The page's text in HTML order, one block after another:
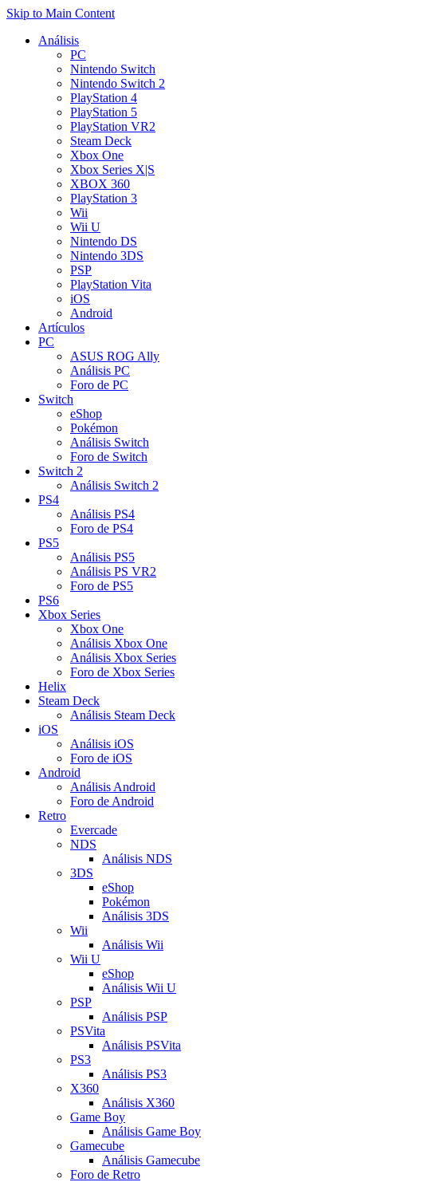
Skip to Main Content
Análisis
PC
Nintendo Switch
Nintendo Switch 2
PlayStation 4
PlayStation 5
PlayStation VR2
Steam Deck
Xbox One
Xbox Series X|S
XBOX 360
PlayStation 3
Wii
Wii U
Nintendo DS
Nintendo 3DS
PSP
PlayStation Vita
iOS
Android
Artículos
PC
ASUS ROG Ally
Análisis PC
Foro de PC
Switch
eShop
Pokémon
Análisis Switch
Foro de Switch
Switch 2
Análisis Switch 2
PS4
Análisis PS4
Foro de PS4
PS5
Análisis PS5
Análisis PS VR2
Foro de PS5
PS6
Xbox Series
Xbox One
Análisis Xbox One
Análisis Xbox Series
Foro de Xbox Series
Helix
Steam Deck
Análisis Steam Deck
iOS
Análisis iOS
Foro de iOS
Android
Análisis Android
Foro de Android
Retro
Evercade
NDS
Análisis NDS
3DS
eShop
Pokémon
Análisis 3DS
Wii
Análisis Wii
Wii U
eShop
Análisis Wii U
PSP
Análisis PSP
PSVita
Análisis PSVita
PS3
Análisis PS3
X360
Análisis X360
Game Boy
Análisis Game Boy
Gamecube
Análisis Gamecube
Foro de Retro